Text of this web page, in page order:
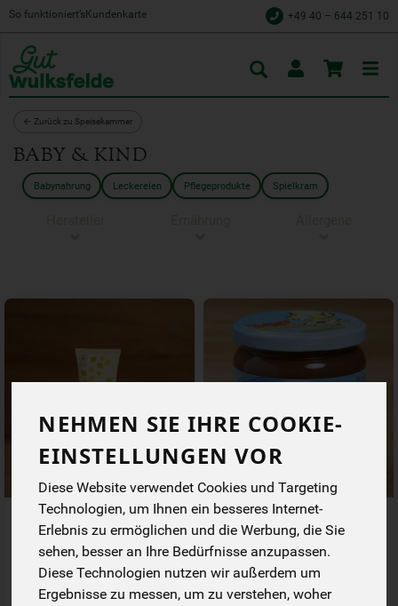
NEHMEN SIE IHRE COOKIE-
EINSTELLUNGEN VOR
Diese Website verwendet Cookies und Targeting
Technologien, um Ihnen ein besseres Internet-
Erlebnis zu ermöglichen und die Werbung, die Sie
sehen, besser an Ihre Bedürfnisse anzupassen.
Diese Technologien nutzen wir außerdem um
Ergebnisse zu messen, um zu verstehen, woher
So funktioniert’s Kundenkarte +49 40 – 644 251 10
← Zurück zu Speisekammer
BABY & KIND
Babynahrung Leckereien Pflegeprodukte Spielkram
Lenz Wund & Windelcreme
Sanddorn Kamille -
duftneutral
5,99 €/ 75 ml
1 * 75 ml (79,86 € / Liter)
Tiger Creme, Nuss Nougat
Creme
5,49 € / 400 g
1 * 400 g (13,73 € / kg)
Toggle
cart